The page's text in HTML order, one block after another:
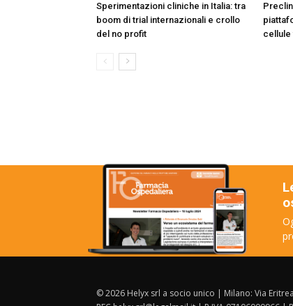
Sperimentazioni cliniche in Italia: tra
boom di trial internazionali e crollo
del no profit
cellule
© 2026 Helyx srl a socio unico | Milano: Via